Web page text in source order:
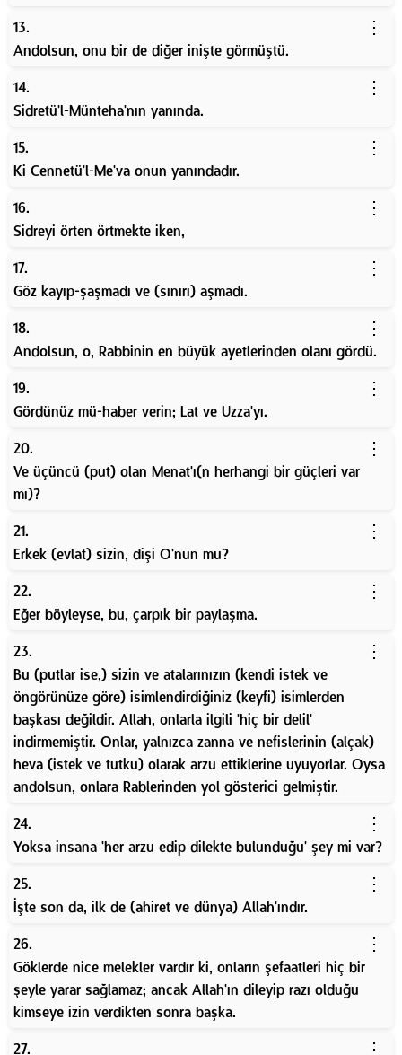
13. ⋮
Andolsun, onu bir de diğer inişte görmüştü.
14. ⋮
Sidretü'l-Münteha'nın yanında.
15. ⋮
Ki Cennetü'l-Me'va onun yanındadır.
16. ⋮
Sidreyi örten örtmekte iken,
17. ⋮
Göz kayıp-şaşmadı ve (sınırı) aşmadı.
18. ⋮
Andolsun, o, Rabbinin en büyük ayetlerinden olanı gördü.
19. ⋮
Gördünüz mü-haber verin; Lat ve Uzza'yı.
20. ⋮
Ve üçüncü (put) olan Menat'ı(n herhangi bir güçleri var
mı)?
21. ⋮
Erkek (evlat) sizin, dişi O'nun mu?
22. ⋮
Eğer böyleyse, bu, çarpık bir paylaşma.
23. ⋮
Bu (putlar ise,) sizin ve atalarınızın (kendi istek ve
öngörünüze göre) isimlendirdiğiniz (keyfi) isimlerden
başkası değildir. Allah, onlarla ilgili 'hiç bir delil'
indirmemiştir. Onlar, yalnızca zanna ve nefislerinin (alçak)
heva (istek ve tutku) olarak arzu ettiklerine uyuyorlar. Oysa
andolsun, onlara Rablerinden yol gösterici gelmiştir.
24. ⋮
Yoksa insana 'her arzu edip dilekte bulunduğu' şey mi var?
25. ⋮
İşte son da, ilk de (ahiret ve dünya) Allah'ındır.
26. ⋮
Göklerde nice melekler vardır ki, onların şefaatleri hiç bir
şeyle yarar sağlamaz; ancak Allah'ın dileyip razı olduğu
kimseye izin verdikten sonra başka.
27. ⋮